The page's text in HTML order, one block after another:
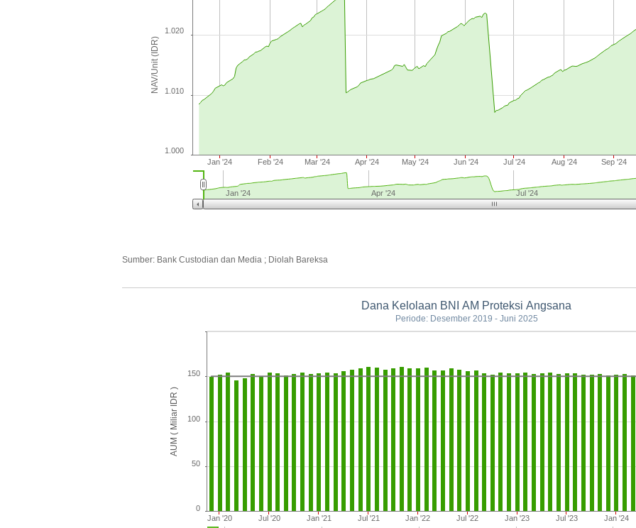
NAV/Unit (IDR)
Jan '24 Feb '24 Mar '24 Apr '24 May '24 Jun '24 Jul '24 Aug '24 Sep '24
1.000
1.010
1.020
Jan '24 Apr '24 Jul '24
Sumber: Bank Custodian dan Media ; Diolah Bareksa
AUM ( Miliar IDR )
Dana Kelolaan BNI AM Proteksi Angsana
Periode: Desember 2019 - Juni 2025
Jan '20 Jul '20 Jan '21 Jul '21 Jan '22 Jul '22 Jan '23 Jul '23 Jan '24
0
50
100
150